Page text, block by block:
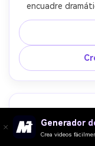
encuadre
diagonal fuerte,
tipografía serif
oscuro a claro
para impresión,
Generador
Crea videos